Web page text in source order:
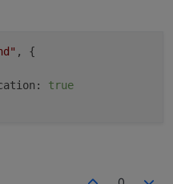
, {
true